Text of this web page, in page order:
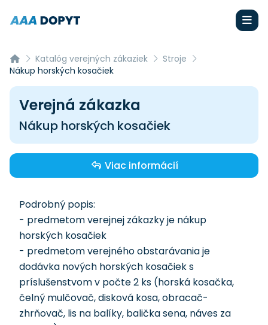
Katalóg verejných zákaziek
Stroje
Nákup horských kosačiek
Verejná zákazka
Nákup horských kosačiek
Viac informácií
Podrobný popis:
- predmetom verejnej zákazky je nákup
horských kosačiek
- predmetom verejného obstarávania je
dodávka nových horských kosačiek s
príslušenstvom v počte 2 ks (horská kosačka,
čelný mulčovač, disková kosa, obracač-
zhrňovač, lis na balíky, balička sena, náves za